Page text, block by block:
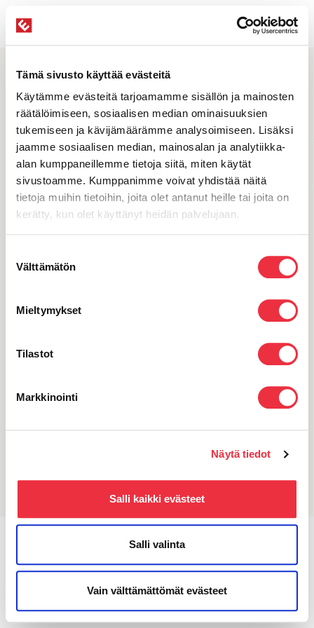
Tämä sivusto käyttää evästeitä
Käytämme evästeitä tarjoamamme sisällön ja mainosten
räätälöimiseen, sosiaalisen median ominaisuuksien
tukemiseen ja kävijämäärämme analysoimiseen. Lisäksi
jaamme sosiaalisen median, mainosalan ja analytiikka-
alan kumppaneillemme tietoja siitä, miten käytät
sivustoamme. Kumppanimme voivat yhdistää näitä
tietoja muihin tietoihin, joita olet antanut heille tai joita on
kerätty, kun olet käyttänyt heidän palvelujaan.
valinta
Välttämätön
Mieltymykset
Tilastot
Markkinointi
Näytä tiedot
Salli kaikki evästeet
Salli valinta
Vain välttämättömät evästeet
FI Valikko
Eventillan uutiskirje
Pysy ajantasalla uutisista ja viimeisimmistä vinkeistä
Tilaa uutiskirje
8,35 snt/puhelu + 16,69 snt/min